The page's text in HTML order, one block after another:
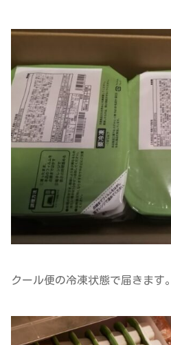
クール便の冷凍状態で届きます。